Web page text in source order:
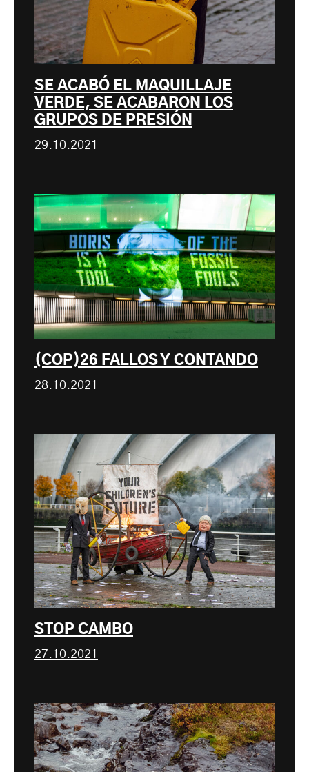
SE ACABÓ EL MAQUILLAJE
VERDE, SE ACABARON LOS
GRUPOS DE PRESIÓN
29.10.2021
(COP)26 FALLOS Y CONTANDO
28.10.2021
STOP CAMBO
27.10.2021